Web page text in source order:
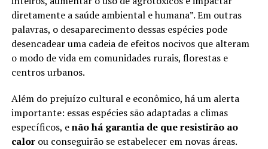
diretamente a saúde ambiental e humana”. Em outras
palavras, o desaparecimento dessas espécies pode
desencadear uma cadeia de efeitos nocivos que alteram
o modo de vida em comunidades rurais, florestas e
centros urbanos.
Além do prejuízo cultural e econômico, há um alerta
importante: essas espécies são adaptadas a climas
específicos, enão há garantia de que resistirão ao
calorou conseguirão se estabelecer em novas áreas.